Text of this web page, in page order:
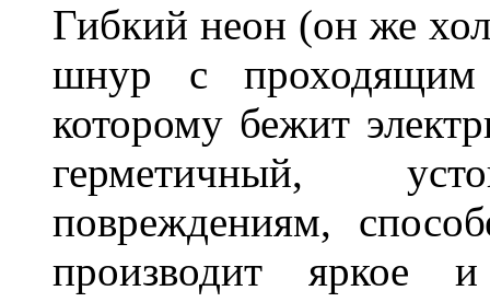
Гибкий неон (он же
шнур с
которому бежит
герметичный,
повреждениям,
производит яркое